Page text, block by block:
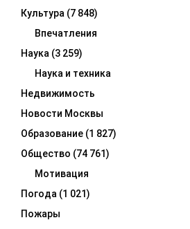
Культура (7 848)
Впечатления
Наука (3 259)
Наука и техника
Недвижимость
Новости Москвы
Образование (1 827)
Общество (74 761)
Мотивация
Погода (1 021)
Пожары